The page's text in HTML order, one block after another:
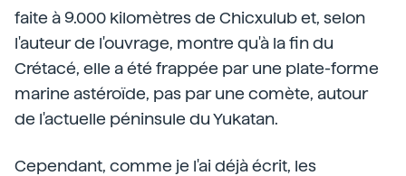
faite à 9.000 kilomètres de Chicxulub et, selon
l'auteur de l'ouvrage, montre qu'à la fin du
Crétacé, elle a été frappée par une plate-forme
marine astéroïde, pas par une comète, autour
de l'actuelle péninsule du Yukatan.
Cependant, comme je l'ai déjà écrit, les